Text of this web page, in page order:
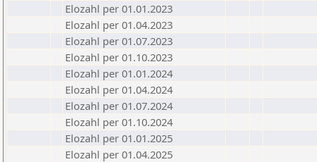
Elozahl per 01.01.2023
Elozahl per 01.04.2023
Elozahl per 01.07.2023
Elozahl per 01.10.2023
Elozahl per 01.01.2024
Elozahl per 01.04.2024
Elozahl per 01.07.2024
Elozahl per 01.10.2024
Elozahl per 01.01.2025
Elozahl per 01.04.2025